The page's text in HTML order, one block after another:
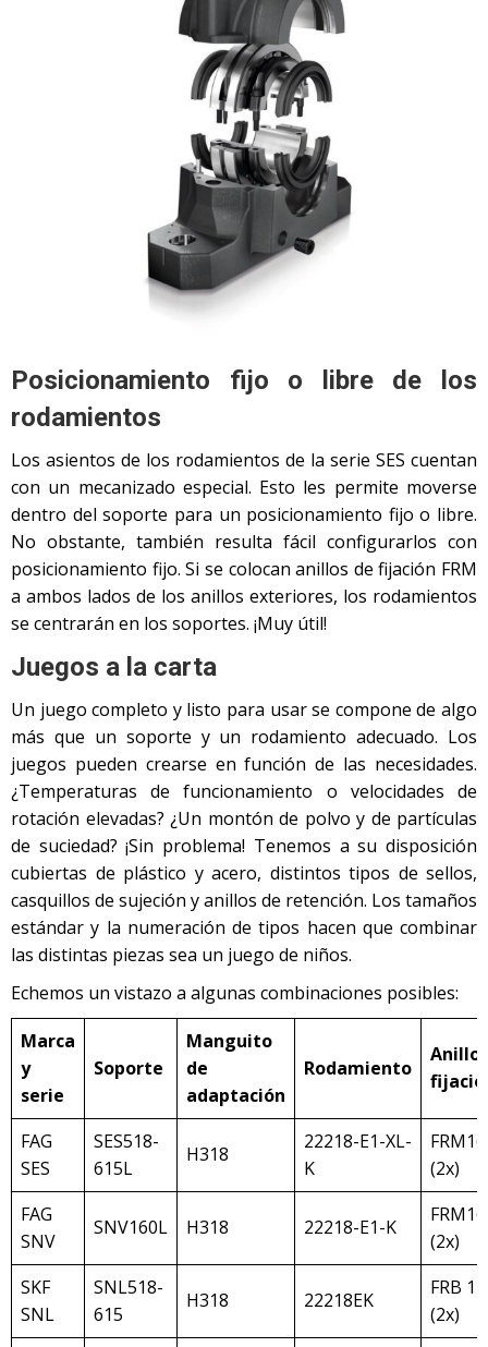
Posicionamiento fijo o libre de los
rodamientos
Los asientos de los rodamientos de la serie SES cuentan
con un mecanizado especial. Esto les permite moverse
dentro del soporte para un posicionamiento fijo o libre.
No obstante, también resulta fácil configurarlos con
posicionamiento fijo. Si se colocan anillos de fijación FRM
a ambos lados de los anillos exteriores, los rodamientos
se centrarán en los soportes. ¡Muy útil!
Juegos a la carta
Un juego completo y listo para usar se compone de algo
más que un soporte y un rodamiento adecuado. Los
juegos pueden crearse en función de las necesidades.
¿Temperaturas de funcionamiento o velocidades de
rotación elevadas? ¿Un montón de polvo y de partículas
de suciedad? ¡Sin problema! Tenemos a su disposición
cubiertas de plástico y acero, distintos tipos de sellos,
casquillos de sujeción y anillos de retención. Los tamaños
estándar y la numeración de tipos hacen que combinar
las distintas piezas sea un juego de niños.
Echemos un vistazo a algunas combinaciones posibles:
Marca
y
serie
Soporte
Manguito
de
adaptación
Rodamiento
FAG
SES
SES518-
615L
H318
22218-E1-XL-
K
(2x)
FAG
SNV
SNV160L H318 22218-E1-K
(2x)
SKF
SNL
SNL518-
615
H318 22218EK
FRB
(2x)